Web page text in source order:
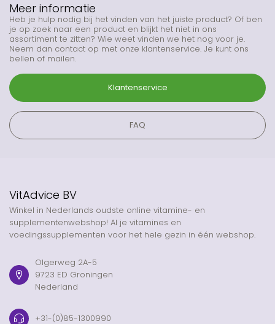
Meer informatie
Heb je hulp nodig bij het vinden van het juiste product? Of ben
je op zoek naar een product en blijkt het niet in ons
assortiment te zitten? Wie weet vinden we het nog voor je.
Neem dan contact op met onze klantenservice. Je kunt ons
bellen of mailen.
Klantenservice
FAQ
VitAdvice BV
Winkel in Nederlands oudste online vitamine- en
supplementenwebshop! Al je vitamines en
voedingssupplementen voor het hele gezin in één webshop.
Olgerweg 2A-5
9723 ED Groningen
Nederland
+31-(0)85-1300990